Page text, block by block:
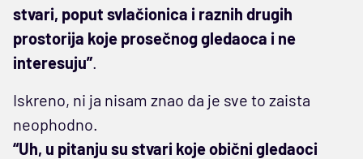
stvari, poput svlačionica i raznih drugih
prostorija koje prosečnog gledaoca i ne
interesuju”.
Iskreno, ni ja nisam znao da je sve to zaista
neophodno.
“Uh, u pitanju su stvari koje obični gledaoci